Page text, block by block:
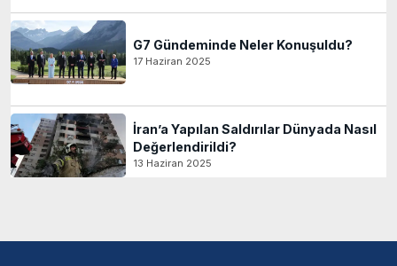
G7 Gündeminde Neler Konuşuldu?
17 Haziran 2025
İran’a Yapılan Saldırılar Dünyada Nasıl
Değerlendirildi?
13 Haziran 2025